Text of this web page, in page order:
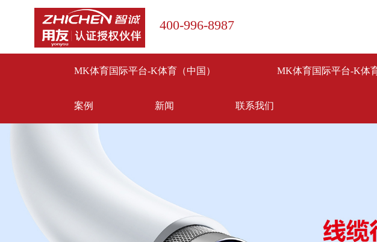
400-996-8987
MK体育国际平台-K体育（中国） MK体育国际平台-K体
案例 新闻 联系我们